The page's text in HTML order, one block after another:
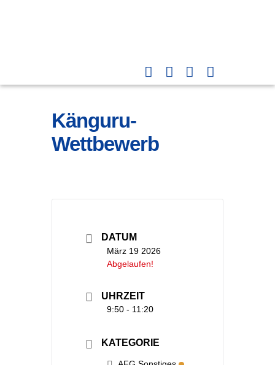
Känguru-
Wettbewerb
DATUM
März 19 2026
Abgelaufen!
UHRZEIT
9:50 - 11:20
KATEGORIE